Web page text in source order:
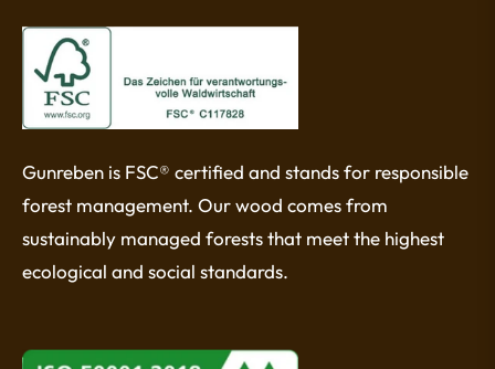
Gunreben is FSC® certified and stands for responsible
forest management. Our wood comes from
sustainably managed forests that meet the highest
ecological and social standards.